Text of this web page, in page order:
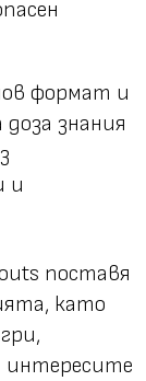
формат и
доза знания
и
поставя
като
интересите